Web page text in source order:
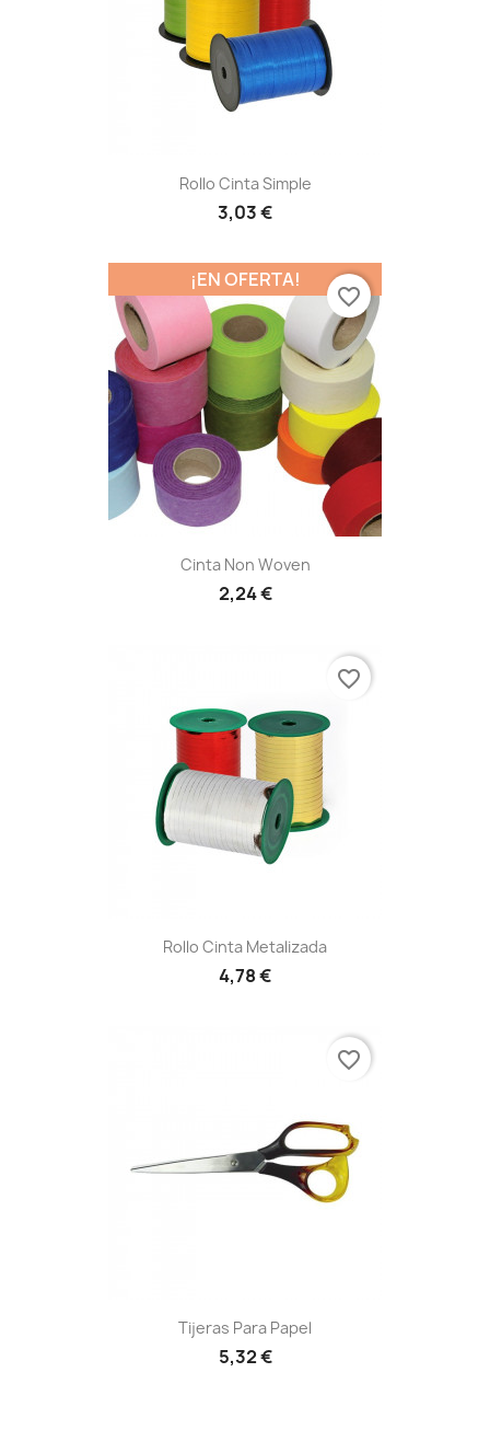
Rollo Cinta Simple
3,03 €
Cinta Non Woven
2,24 €
¡EN OFERTA!
favorite_border
Rollo Cinta Metalizada
4,78 €
favorite_border
Tijeras Para Papel
5,32 €
favorite_border